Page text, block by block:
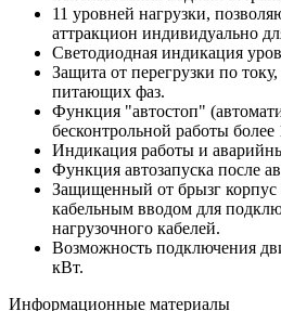
11 уровней нагрузки,
аттракцион индивидуально
Светодиодная индикация
Защита от перегрузки по
питающих фаз.
Функция "автостоп"
бесконтрольной работы
Индикация работы и
Функция автозапуска после
Защищенный от брызг корпус
кабельным вводом для
нагрузочного кабелей.
Возможность подключения
кВт.
Информационные материалы